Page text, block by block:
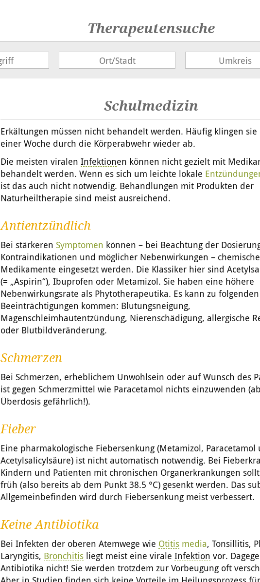
Therapeutensuche
Schulmedizin
Erkältungen müssen nicht behandelt werden. Häufig klingen sie
einer Woche durch die Körperabwehr wieder ab.
Die meisten viralen Infektionen können nicht gezielt mit
behandelt werden. Wenn es sich um leichte lokale
ist das auch nicht notwendig. Behandlungen mit Produkten der
Naturheiltherapie sind meist ausreichend.
Antientzündlich
Bei stärkeren Symptomen können – bei Beachtung der
Kontraindikationen und möglicher Nebenwirkungen – chemische
Medikamente eingesetzt werden. Die Klassiker hier sind
(= „Aspirin“), Ibuprofen oder Metamizol. Sie haben eine höhere
Nebenwirkungsrate als Phytotherapeutika. Es kann zu folgenden
Beeinträchtigungen kommen: Blutungsneigung,
Magenschleimhautentzündung, Nierenschädigung, allergische
oder Blutbildveränderung.
Schmerzen
Bei Schmerzen, erheblichem Unwohlsein oder auf Wunsch des
ist gegen Schmerzmittel wie Paracetamol nichts einzuwenden
Überdosis gefährlich!).
Fieber
Eine pharmakologische Fiebersenkung (Metamizol, Paracetamol
Acetylsalicylsäure) ist nicht automatisch notwendig. Bei
Kindern und Patienten mit chronischen Organerkrankungen
früh (also bereits ab dem Punkt 38.5 °C) gesenkt werden. Das
Allgemeinbefinden wird durch Fiebersenkung meist verbessert.
Keine Antibiotika
Bei Infekten der oberen Atemwege wie Otitis media, Tonsillitis,
Laryngitis, Bronchitis liegt meist eine virale Infektion vor.
Antibiotika nicht! Sie werden trotzdem zur Vorbeugung oft